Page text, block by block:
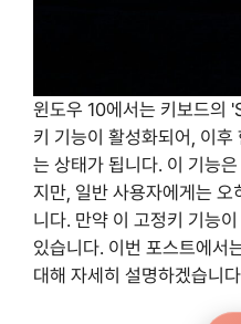
윈도우 10에서는 키보드의
키 기능이 활성화되어, 이
는 상태가 됩니다. 이 기능
지만, 일반 사용자에게는
니다. 만약 이 고정키 기능
있습니다. 이번 포스트에서
대해 자세히 설명하겠습니